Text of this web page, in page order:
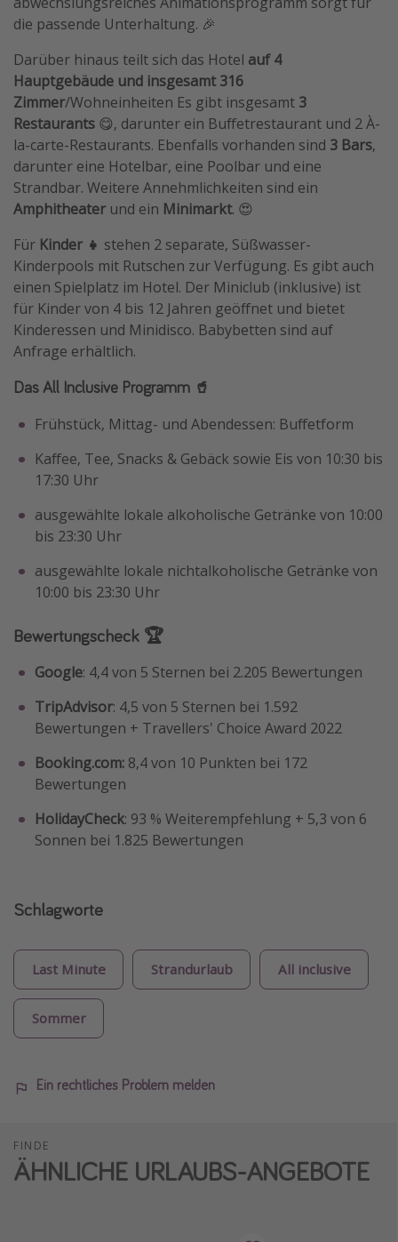
die passende Unterhaltung. 🎉
Darüber hinaus teilt sich das Hotel auf 4
Hauptgebäude und insgesamt 316
Zimmer/Wohneinheiten Es gibt insgesamt 3
Restaurants 😋, darunter ein Buffetrestaurant und 2 À-
la-carte-Restaurants. Ebenfalls vorhanden sind 3 Bars,
darunter eine Hotelbar, eine Poolbar und eine
Strandbar. Weitere Annehmlichkeiten sind ein
Amphitheater und ein Minimarkt. 😍
Für Kinder 👧 stehen 2 separate, Süßwasser-
Kinderpools mit Rutschen zur Verfügung. Es gibt auch
einen Spielplatz im Hotel. Der Miniclub (inklusive) ist
für Kinder von 4 bis 12 Jahren geöffnet und bietet
Kinderessen und Minidisco. Babybetten sind auf
Anfrage erhältlich.
Das All Inclusive Programm 🥤
Frühstück, Mittag- und Abendessen: Buffetform
Kaffee, Tee, Snacks & Gebäck sowie Eis von 10:30 bis
17:30 Uhr
ausgewählte lokale alkoholische Getränke von 10:00
bis 23:30 Uhr
ausgewählte lokale nichtalkoholische Getränke von
10:00 bis 23:30 Uhr
Bewertungscheck 🏆
Google: 4,4 von 5 Sternen bei 2.205 Bewertungen
TripAdvisor: 4,5 von 5 Sternen bei 1.592
Bewertungen + Travellers' Choice Award 2022
Booking.com: 8,4 von 10 Punkten bei 172
Bewertungen
HolidayCheck: 93 % Weiterempfehlung + 5,3 von 6
Sonnen bei 1.825 Bewertungen
Schlagworte
Last Minute Strandurlaub All inclusive
Sommer
Ein rechtliches Problem melden
FINDE
ÄHNLICHE URLAUBS-ANGEBOTE